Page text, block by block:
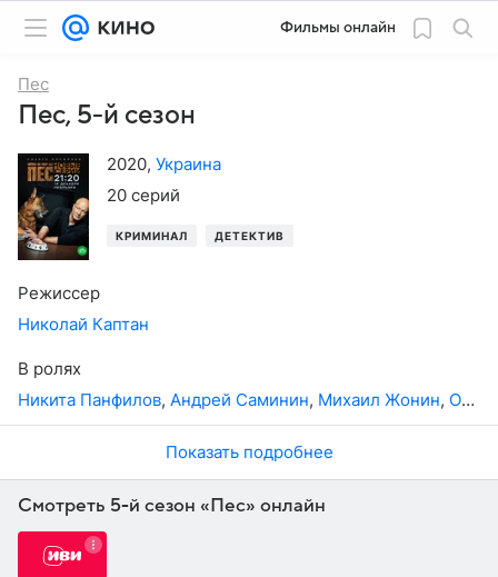
Фильмы онлайн
Пес
Пес, 5-й сезон
2020, Украина
20 серий
КРИМИНАЛ ДЕТЕКТИВ
Режиссер
Николай Каптан
В ролях
Никита Панфилов, Андрей Саминин, Михаил Жонин, Ольга Олексий
Показать подробнее
Смотреть 5-й сезон «Пес» онлайн